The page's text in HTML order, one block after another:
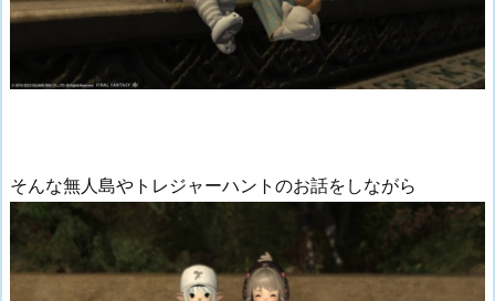
そんな無人島やトレジャーハントのお話をしながら